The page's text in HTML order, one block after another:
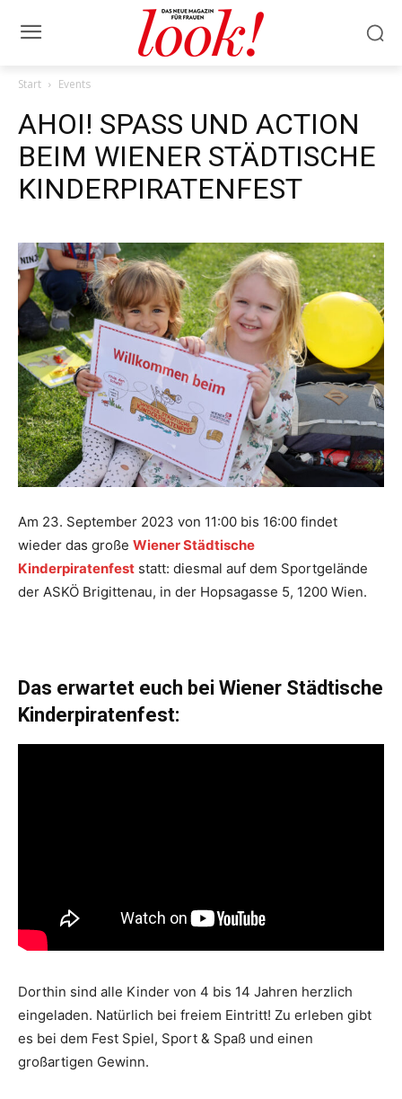
Start Events
AHOI! SPASS UND ACTION
BEIM WIENER STÄDTISCHE
KINDERPIRATENFEST
Am 23. September 2023 von 11:00 bis 16:00 findet
wieder das große Wiener Städtische
Kinderpiratenfest statt: diesmal auf dem Sportgelände
der ASKÖ Brigittenau, in der Hopsagasse 5, 1200 Wien.
Das erwartet euch bei Wiener Städtische
Kinderpiratenfest:
Dorthin sind alle Kinder von 4 bis 14 Jahren herzlich
eingeladen. Natürlich bei freiem Eintritt! Zu erleben gibt
es bei dem Fest Spiel, Sport & Spaß und einen
großartigen Gewinn.